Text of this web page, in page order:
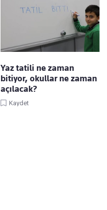
Yaz tatili ne zaman
bitiyor, okullar ne zaman
açılacak?
Kaydet